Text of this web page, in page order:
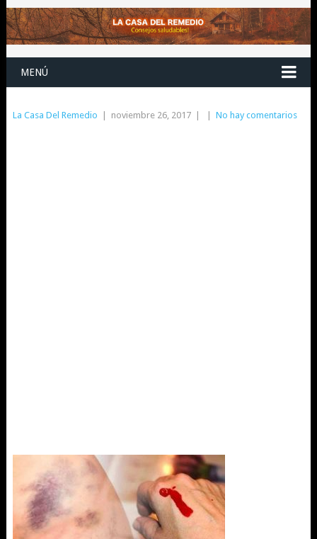
MENÚ
La Casa Del Remedio noviembre 26, 2017 No hay comentarios